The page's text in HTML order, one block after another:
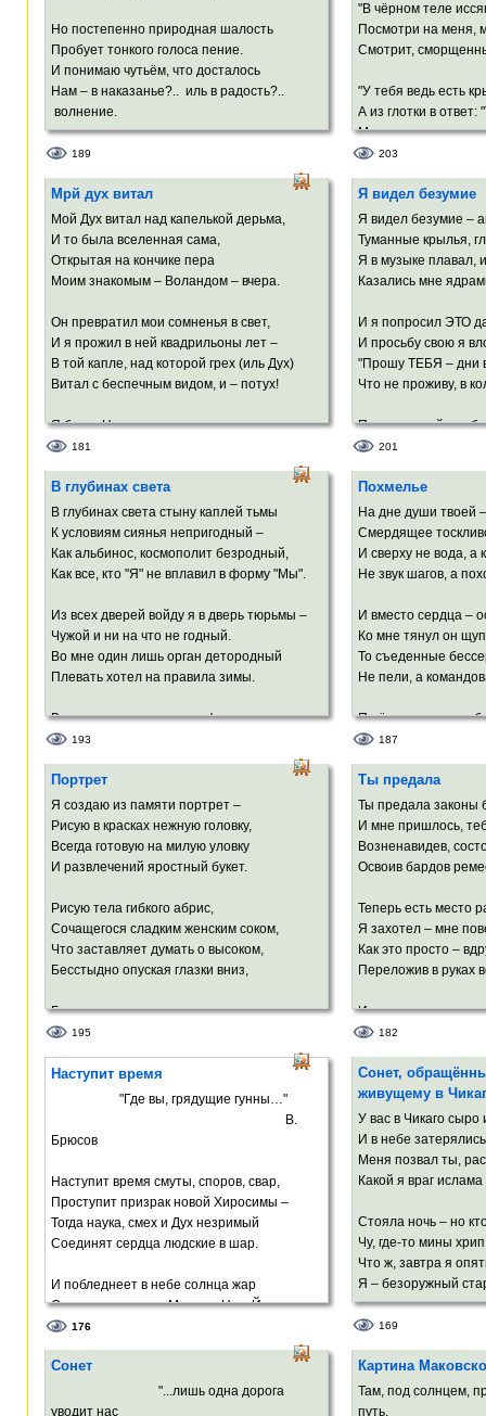
В души моей сияющем зените –
Увитый Серенадой* твой портрет.
* серенада Шуберта
А Земля молитвы в
А Земля подвоха с
Лоб блеснул
А теперь, родная,
Ведь мы сможем
Но постепенно природная шалость
Пробует тонкого голоса пение.
И понимаю чутьём, что досталось
Нам – в наказанье?.. иль в радость?..
волнение.
В голосе этом – и злато пророчества,
Мощь грозовая инстинктов развязанных.
Скажется ль в крошке влияние отчества?
Или погубит её нетерпение?
Или судьба её в линиях смазанных?
А из-за двери закрытой – ни шороха.
Только блеснёт вдруг твоё восклицание,
Да прозвенит, как капель колыбельная
В спальне, приглушенных свечек
мерцание...
Я посмотрел – ничего не осталось.
Осень на улице мокрыми клёнами
Над головой чересчур размахалась,
И желудями – своими патронами –
Лета сшибает остатки вранья.
Там, где детишки гуляли с матронами –
С карканьем кружит десант воронья,
Чёрными сверху махая знамёнами.
Там сегодня
Не
189
"В чёрном теле
Посмотри на меня,
Смотрит,
"У тебя ведь есть
А из глотки в ответ:
Мне – за то, что я
И проклятье на
Чёрной маской
Ворон ворона
Ворон ворону
203
Мрй дух витал
Мой Дух витал над капелькой дерьма,
И то была вселенная сама,
Открытая на кончике пера
Моим знакомым – Воландом – вчера.
Он превратил мои сомненья в свет,
И я прожил в ней квадрильоны лет –
В той капле, над которой грех (иль Дух)
Витал с беспечным видом, и – потух!
Я был в Начале выдержан и щедр,
Как ясность звёзд и темень тяжких недр.
Но – пальцем я попал не в глаз, а в бровь!..
Теперь я Воланду не верю ни на грош –
Всучить мне вместо чистой Правды –
ЛОЖЬ!..
181
Я видел безумие
Я видел безумие –
Туманные крылья,
Я в музыке плавал,
Казались мне
И я попросил ЭТО
И просьбу свою я
"Прошу ТЕБЯ – дни
Что не проживу, в
Подруги моей,
До Судного дня,
И стало вдруг тихо
И я ощутил, как
Багрово-кипящее
201
В глубинах света
В глубинах света стыну каплей тьмы
К условиям сиянья непригодный –
Как альбинос, космополит безродный,
Как все, кто "Я" не вплавил в форму "Мы".
Из всех дверей войду я в дверь тюрьмы –
Чужой и ни на что не годный.
Во мне один лишь орган детородный
Плевать хотел на правила зимы.
В противоречье троится фотон.
Одно другое заменить готово.
Вот равновесье выдавило стон,
За ним протестом выскочило слово –
И вздрогнул мной ужаленный Господь!
193
Похмелье
На дне души твоей
Смердящее
И сверху не вода, а
Не звук шагов, а
И вместо сердца –
Ко мне тянул он
То съеденные
Не пели, а
Пшёл вон отсюда,
Осколок,
Использованный
Ты мне казалась
А обернулась ада
187
Портрет
Я создаю из памяти портрет –
Рисую в красках нежную головку,
Всегда готовую на милую уловку
И развлечений яростный букет.
Рисую тела гибкого абрис,
Сочащегося сладким женским соком,
Что заставляет думать о высоком,
Бесстыдно опуская глазки вниз,
Где центр мира, где из сна возник
Необъяснимо-солнечный родник
Так Бог когда-то кисти обмакнул,
И смотрит, как Вселенная смеётся.
195
Ты предала
Ты предала законы
И мне пришлось,
Возненавидев,
Освоив бардов
Теперь есть место
Я захотел – мне
Как это просто –
Переложив в руках
И – песня вместо
И – имя, как удав-
В гигантской
Но я с собой
Меня – такого – ты
182
Наступит время
"Где вы, грядущие гунны…"
В.
Брюсов
Наступит время смуты, споров, свар,
Проступит призрак новой Хиросимы –
Тогда наука, смех и Дух незримый
Соединят сердца людские в шар.
И побледнеет в небе солнца жар
От пульса ровного Москвы, Нью-Йорка,
Рима,
И дивный свет в телах неопалимых
Научится нести и млад, и стар.
В трёхмерный мир вселенских пирамид
176
Сонет,
живущему в
У вас в Чикаго сыро
И в небе
Меня позвал ты,
Какой я враг
Стояла ночь – но
Чу, где-то мины
Что ж, завтра я
Я – безоружный
Племяш, я за себя
И здесь война… А
И ждите, когда вас
169
Сонет
"...лишь одна дорога
уводит нас
Картина
Там, под солнцем,
путь.